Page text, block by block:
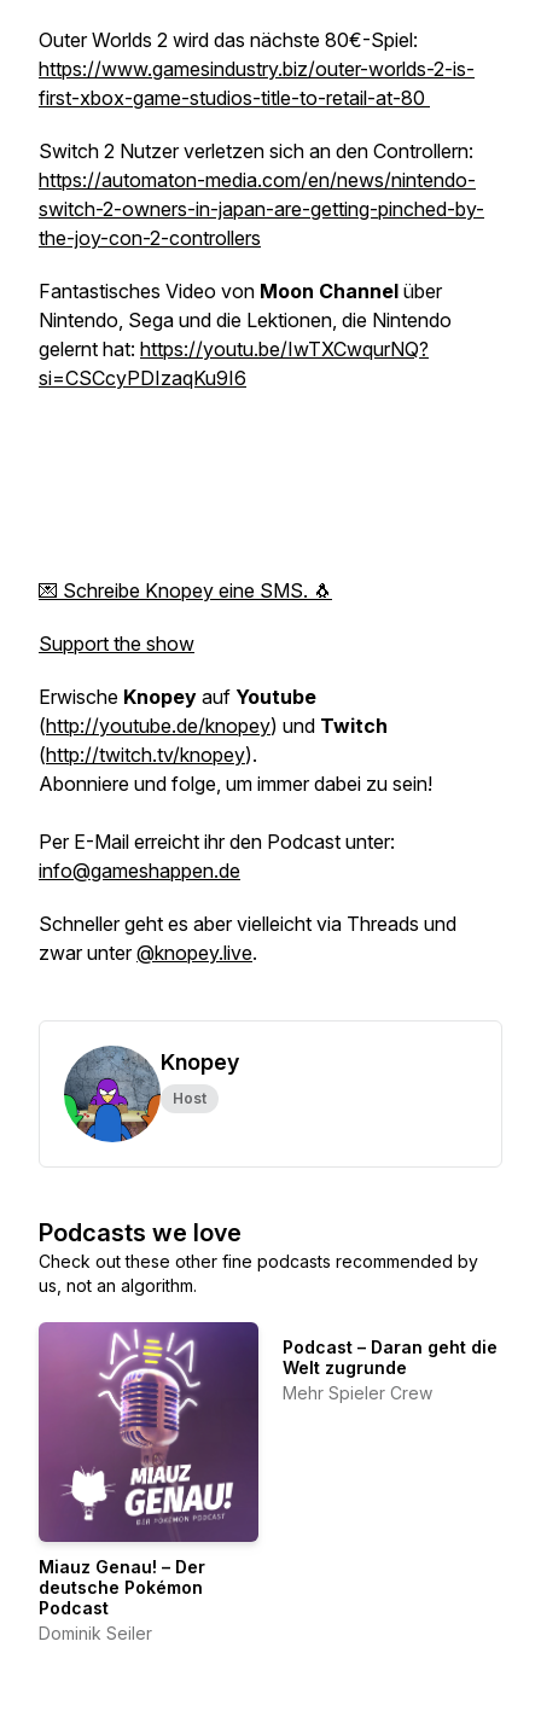
Outer Worlds 2 wird das nächste 80€-Spiel:
https://www.gamesindustry.biz/outer-worlds-2-is-
first-xbox-game-studios-title-to-retail-at-80
Switch 2 Nutzer verletzen sich an den Controllern:
https://automaton-media.com/en/news/nintendo-
switch-2-owners-in-japan-are-getting-pinched-by-
the-joy-con-2-controllers
Fantastisches Video von Moon Channel über
Nintendo, Sega und die Lektionen, die Nintendo
gelernt hat: https://youtu.be/IwTXCwqurNQ?
si=CSCcyPDIzaqKu9I6
💌 Schreibe Knopey eine SMS. 🐧
Support the show
Erwische Knopey auf Youtube
(http://youtube.de/knopey) und Twitch
(http://twitch.tv/knopey).
Abonniere und folge, um immer dabei zu sein!
Per E-Mail erreicht ihr den Podcast unter:
info@gameshappen.de
Schneller geht es aber vielleicht via Threads und
zwar unter@knopey.live.
Knopey
Host
Podcasts we love
Check out these other fine podcasts recommended by
us, not an algorithm.
Miauz Genau! – Der
deutsche Pokémon
Podcast
Dominik Seiler
Podcast – Daran geht die
Welt zugrunde
Mehr Spieler Crew